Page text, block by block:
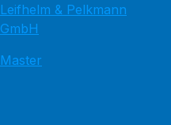
Leifhelm & Pelkmann
GmbH
Master